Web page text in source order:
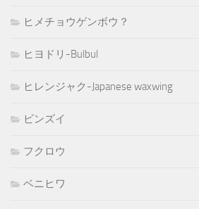
ヒメチョウゲンボウ？
ヒヨドリ-Bulbul
ヒレンジャク-Japanese waxwing
ビンズイ
フクロウ
ベニヒワ